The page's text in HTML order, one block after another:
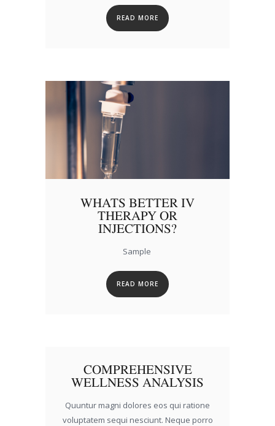
READ MORE
WHATS BETTER IV
THERAPY OR
INJECTIONS?
Sample
READ MORE
COMPREHENSIVE
WELLNESS ANALYSIS
Quuntur magni dolores eos qui ratione
voluptatem sequi nesciunt. Neque porro